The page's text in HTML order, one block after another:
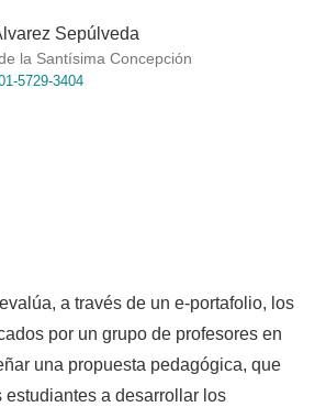
Sepúlveda
la Santísima Concepción
5729-3404
a través de un e-portafolio, los
por un grupo de profesores en
una propuesta pedagógica, que
estudiantes a desarrollar los